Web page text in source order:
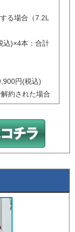
る場合（7.2L
込)×4本：合計
円(税込)
約された場合